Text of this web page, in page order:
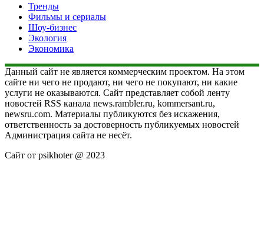
Тренды
Фильмы и сериалы
Шоу-бизнес
Экология
Экономика
Данный сайт не является коммерческим проектом. На этом
сайте ни чего не продают, ни чего не покупают, ни какие
услуги не оказываются. Сайт представляет собой ленту
новостей RSS канала news.rambler.ru, kommersant.ru,
newsru.com. Материалы публикуются без искажения,
ответственность за достоверность публикуемых новостей
Администрация сайта не несёт.
Сайт от psikhoter @ 2023